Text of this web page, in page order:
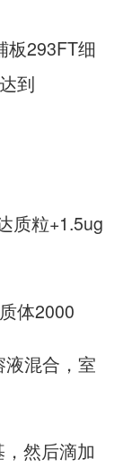
板293FT细
到
质粒+1.5ug
体2000
混合，室
然后滴加